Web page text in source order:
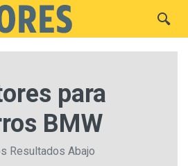
para
BMW
Resultados Abajo